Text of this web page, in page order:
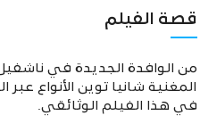
قصة الفيلم
من الوافدة الجديدة في ناشفيل
المغنية شانيا توين الأنواع
في هذا الفيلم الوثائقي.